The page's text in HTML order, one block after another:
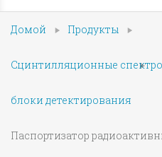
Домой Продукты
Сцинтилляционные
блоки детектирования
Паспортизатор